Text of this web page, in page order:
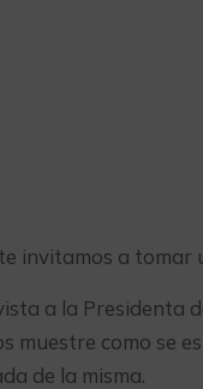
invitamos a tomar
a la Presidenta
como se
de la misma.